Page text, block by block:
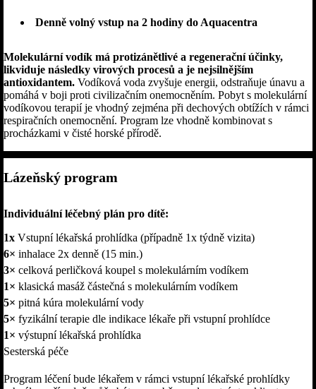
Denně volný vstup na 2 hodiny do Aquacentra
Molekulární vodík má protizánětlivé a regenerační účinky,
likviduje následky virových procesů a je nejsilnějším
antioxidantem. Vodíková voda zvyšuje energii, odstraňuje únavu a
pomáhá v boji proti civilizačním onemocněním. Pobyt s molekulární
vodíkovou terapií je vhodný zejména při dechových obtížích v rámci
respiračních onemocnění. Program lze vhodně kombinovat s
procházkami v čisté horské přírodě.
Lázeňský program
Individuální léčebný plán pro dítě:
1x Vstupní lékařská prohlídka (případně 1x týdně vizita)
6× inhalace 2x denně (15 min.)
3× celková perličková koupel s molekulárním vodíkem
1× klasická masáž částečná s molekulárním vodíkem
5× pitná kúra molekulární vody
5× fyzikální terapie dle indikace lékaře při vstupní prohlídce
1× výstupní lékařská prohlídka
Sesterská péče
Program léčení bude lékařem v rámci vstupní lékařské prohlídky